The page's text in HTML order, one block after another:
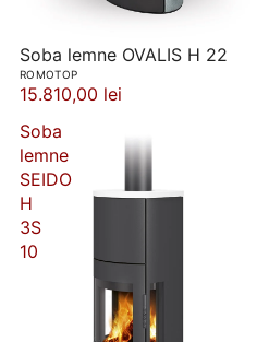
Soba lemne OVALIS H 22
ROMOTOP
15.810,00 lei
Soba
lemne
SEIDO
H
3S
10